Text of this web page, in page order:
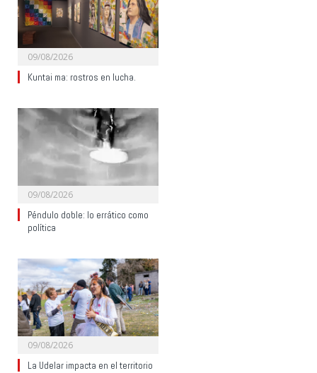
09/08/2026
Kuntai ma: rostros en lucha.
09/08/2026
Péndulo doble: lo errático como
política
09/08/2026
La Udelar impacta en el territorio